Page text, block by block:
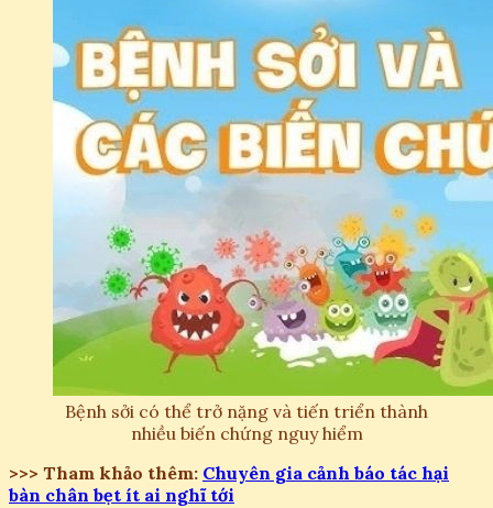
Bệnh sởi có thể trở nặng và tiến triển thành
nhiều biến chứng nguy hiểm
>>> Tham khảo thêm: Chuyên gia cảnh báo tác hại
bàn chân bẹt ít ai nghĩ tới